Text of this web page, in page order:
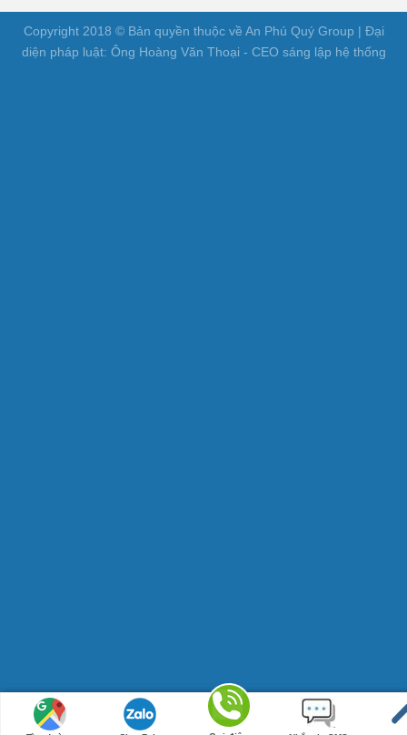
Copyright 2018 © Bản quyền thuộc về An Phú Quý Group | Đại
diện pháp luật: Ông Hoàng Văn Thoại - CEO sáng lập hệ thống